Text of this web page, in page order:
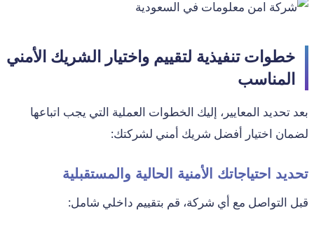
خطوات تنفيذية لتقييم واختيار الشريك الأمني
المناسب
بعد تحديد المعايير، إليك الخطوات العملية التي يجب اتباعها
لضمان اختيار أفضل شريك أمني لشركتك:
تحديد احتياجاتك الأمنية الحالية والمستقبلية
قبل التواصل مع أي شركة، قم بتقييم داخلي شامل: